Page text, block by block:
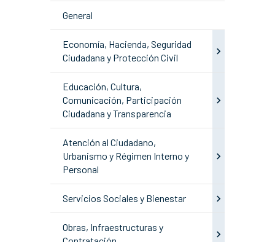
General
Economía, Hacienda, Seguridad
Ciudadana y Protección Civil
Educación, Cultura,
Comunicación, Participación
Ciudadana y Transparencia
Atención al Ciudadano,
Urbanismo y Régimen Interno y
Personal
Servicios Sociales y Bienestar
Obras, Infraestructuras y